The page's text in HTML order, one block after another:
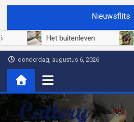
Ga
de
inhoud
Nieuwsflits
Juni 2026 Het buitenleven
donderdag, augustus 6, 2026